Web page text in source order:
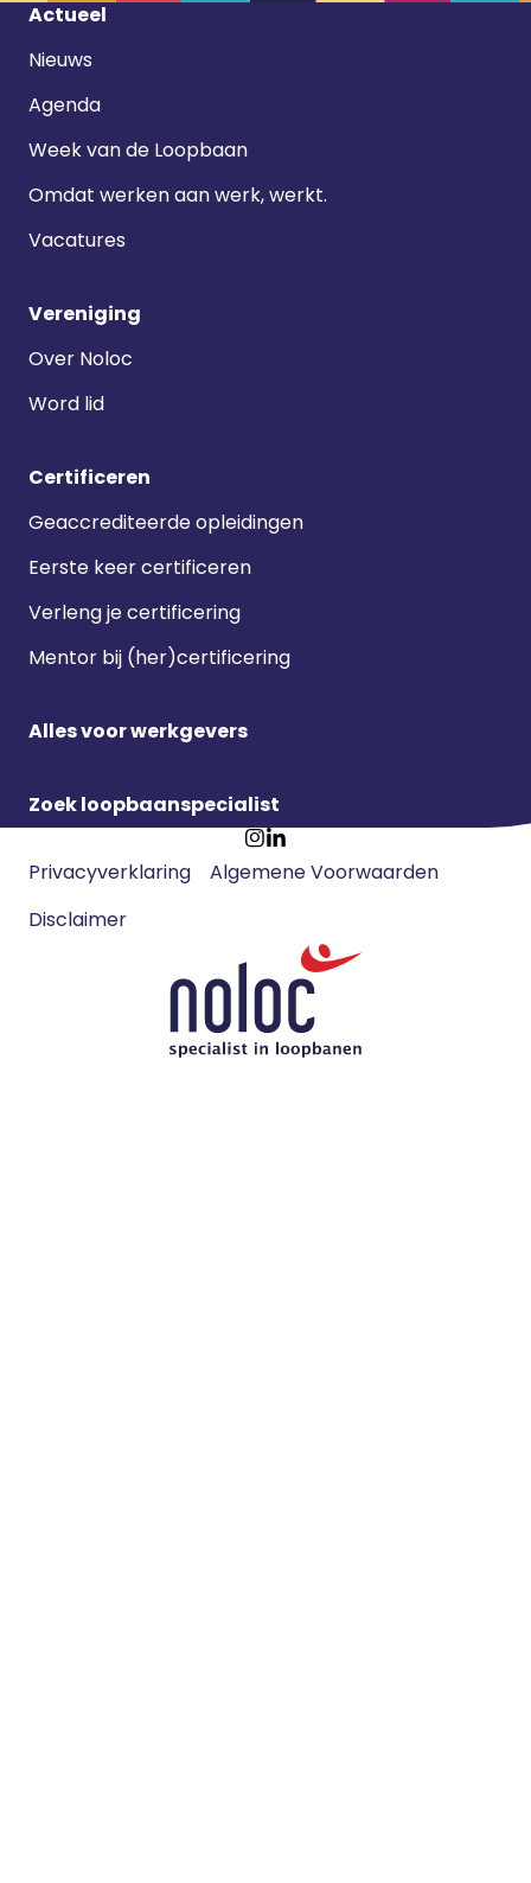
Footer
Actueel
Nieuws
Agenda
Week van de Loopbaan
Omdat werken aan werk, werkt.
Vacatures
Vereniging
Over Noloc
Word lid
Certificeren
Geaccrediteerde opleidingen
Eerste keer certificeren
Verleng je certificering
Mentor bij (her)certificering
Alles voor werkgevers
Zoek loopbaanspecialist
GaGa
Footer
navigatie
Privacyverklaring
Algemene Voorwaarden
Disclaimer